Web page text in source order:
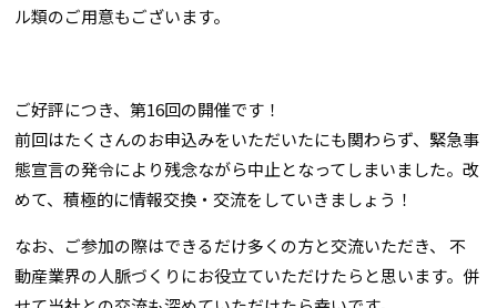
ル類のご用意もございます。
ご好評につき、第16回の開催です！
前回はたくさんのお申込みをいただいたにも関わらず、緊急事
態宣言の発令により残念ながら中止となってしまいました。改
めて、積極的に情報交換・交流をしていきましょう！
なお、ご参加の際はできるだけ多くの方と交流いただき、 不
動産業界の人脈づくりにお役立ていただけたらと思います。併